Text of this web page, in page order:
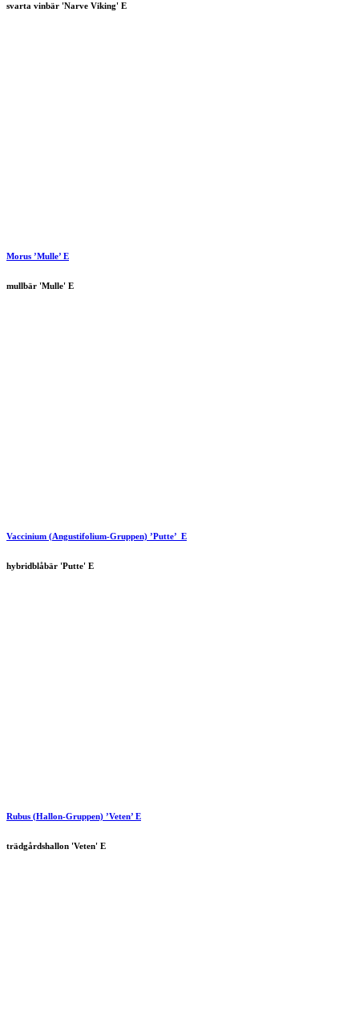
svarta vinbär 'Narve Viking' E
Morus ’Mulle’ E
mullbär 'Mulle' E
Vaccinium (Angustifolium-Gruppen) ’Putte’ E
hybridblåbär 'Putte' E
Rubus (Hallon-Gruppen) ’Veten’ E
trädgårdshallon 'Veten' E